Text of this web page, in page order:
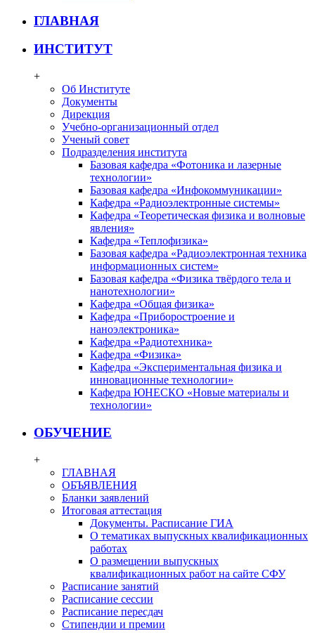
ГЛАВНАЯ
ИНСТИТУТ
+
Об Институте
Документы
Дирекция
Учебно-организационный отдел
Ученый совет
Подразделения института
Базовая кафедра «Фотоника и лазерные
технологии»
Базовая кафедра «Инфокоммуникации»
Кафедра «Радиоэлектронные системы»
Кафедра «Теоретическая физика и волновые
явления»
Кафедра «Теплофизика»
Базовая кафедра «Радиоэлектронная техника
информационных систем»
Базовая кафедра «Физика твёрдого тела и
нанотехнологии»
Кафедра «Общая физика»
Кафедра «Приборостроение и
наноэлектроника»
Кафедра «Радиотехника»
Кафедра «Физика»
Кафедра «Экспериментальная физика и
инновационные технологии»
Кафедра ЮНЕСКО «Новые материалы и
технологии»
ОБУЧЕНИЕ
+
ГЛАВНАЯ
ОБЪЯВЛЕНИЯ
Бланки заявлений
Итоговая аттестация
Документы. Расписание ГИА
О тематиках выпускных квалификационных
работах
О размещении выпускных
квалификационных работ на сайте СФУ
Расписание занятий
Расписание сессии
Расписание пересдач
Стипендии и премии